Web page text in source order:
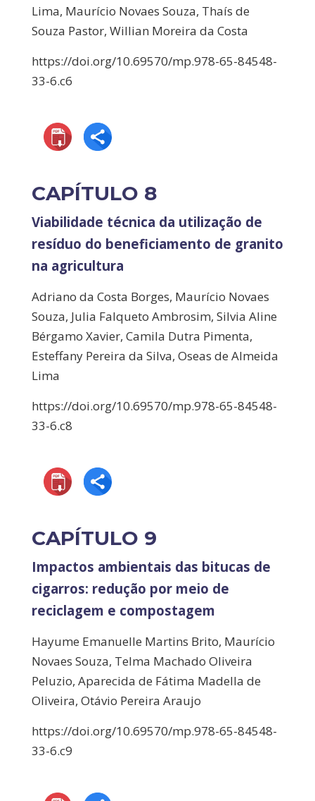
Lima, Maurício Novaes Souza, Thaís de
Souza Pastor, Willian Moreira da Costa
https://doi.org/10.69570/mp.978-65-84548-
33-6.c6
CAPÍTULO 8
Viabilidade técnica da utilização de
resíduo do beneficiamento de granito
na agricultura
Adriano da Costa Borges, Maurício Novaes
Souza, Julia Falqueto Ambrosim, Silvia Aline
Bérgamo Xavier, Camila Dutra Pimenta,
Esteffany Pereira da Silva, Oseas de Almeida
Lima
https://doi.org/10.69570/mp.978-65-84548-
33-6.c8
CAPÍTULO 9
Impactos ambientais das bitucas de
cigarros: redução por meio de
reciclagem e compostagem
Hayume Emanuelle Martins Brito, Maurício
Novaes Souza, Telma Machado Oliveira
Peluzio, Aparecida de Fátima Madella de
Oliveira, Otávio Pereira Araujo
https://doi.org/10.69570/mp.978-65-84548-
33-6.c9